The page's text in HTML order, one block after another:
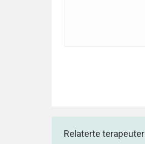
Relaterte terapeuter